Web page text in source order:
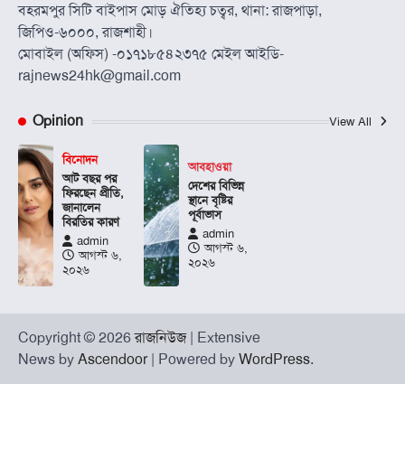
বহরমপুর সিটি বাইপাস মোড় ঐতিহ্য চত্বর, থানা: রাজপাড়া,
জিপিও-৬০০০, রাজশাহী।
মোবাইল (অফিস) -০১৭১৮৫৪২৩৭৫ মেইল আইডি-
rajnews24hk@gmail.com
Opinion View All
বিনোদন
আট বছর পর
ফিরছেন প্রীতি,
জানালেন
বিরতির কারণ
admin
আগস্ট ৬,
২০২৬
আবহাওয়া
দেশের বিভিন্ন
স্থানে বৃষ্টির
পূর্বাভাস
admin
আগস্ট ৬,
২০২৬
Copyright © 2026রাজনিউজ| Extensive
News by Ascendoor| Powered by WordPress.